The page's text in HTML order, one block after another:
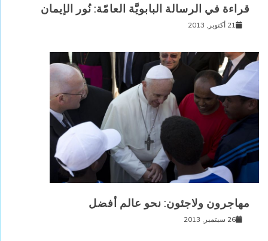
قراءة في الرسالة البابويَّة العامّة: نُور الإيمان
21 أكتوبر, 2013
مهاجرون ولاجئون: نحو عالم أفضل
26 سبتمبر, 2013